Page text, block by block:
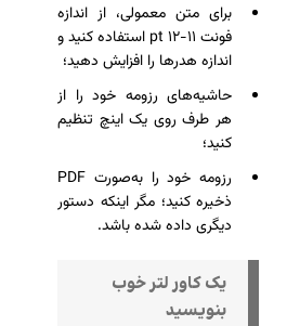
برای متن معمولی، از اندازه
فونت ۱۱-۱۲ pt استفاده کنید و
اندازه هدرها را افزایش دهید؛
حاشیه‌های رزومه خود را از
هر طرف روی یک اینچ تنظیم
کنید؛
رزومه خود را به‌صورت PDF
ذخیره کنید؛ مگر اینکه دستور
دیگری داده شده باشد.
یک کاور لتر خوب
بنویسید